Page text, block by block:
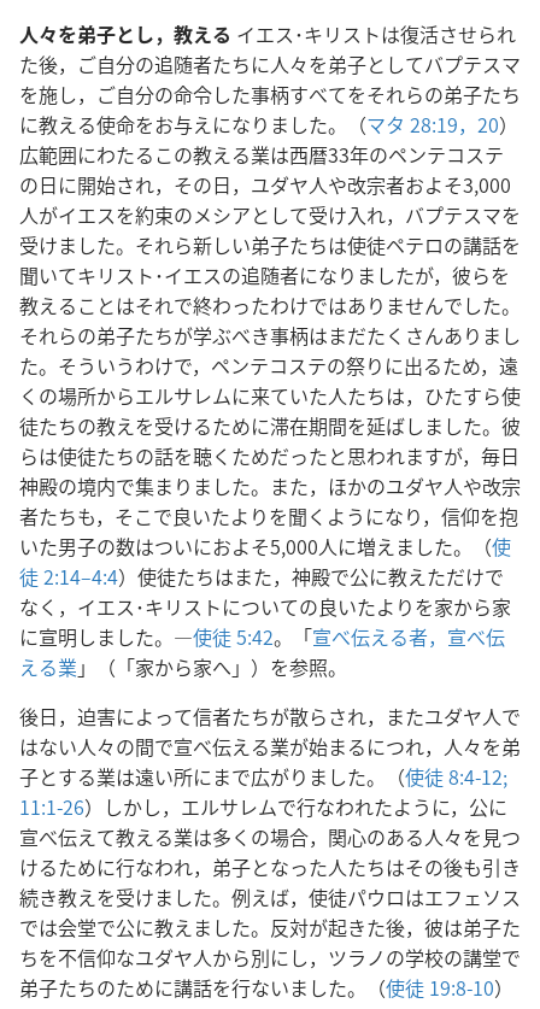
人々を弟子とし，教える
た後，ご自分の追随者たちに人々を弟子としてバプテスマ
を施し，ご自分の命令した事柄すべてをそれらの弟子たち
に教える使命をお与えになりました。（マタ 28:19，20）
広範囲にわたるこの教える業は西暦33年のペンテコステ
の日に開始され，その日，ユダヤ人や改宗者およそ3,000
人がイエスを約束のメシアとして受け入れ，バプテスマを
受けました。それら新しい弟子たちは使徒ペテロの講話を
聞いてキリスト･イエスの追随者になりましたが，彼らを
教えることはそれで終わったわけではありませんでした。
それらの弟子たちが学ぶべき事柄はまだたくさんありまし
た。そういうわけで，ペンテコステの祭りに出るため，遠
くの場所からエルサレムに来ていた人たちは，ひたすら使
徒たちの教えを受けるために滞在期間を延ばしました。彼
らは使徒たちの話を聴くためだったと思われますが，毎日
神殿の境内で集まりました。また，ほかのユダヤ人や改宗
者たちも，そこで良いたよりを聞くようになり，信仰を抱
いた男子の数はついにおよそ5,000人に増えました。（使
徒 2:14–4:4）使徒たちはまた，神殿で公に教えただけで
なく，イエス･キリストについての良いたよりを家から家
に宣明しました。―使徒 5:42。「宣べ伝える者，宣べ伝
える業 」（「家から家へ」）を参照。
後日，迫害によって信者たちが散らされ，またユダヤ人で
はない人々の間で宣べ伝える業が始まるにつれ，人々を弟
子とする業は遠い所にまで広がりました。（使徒 8:4-12;
11:1-26）しかし，エルサレムで行なわれたように，公に
宣べ伝えて教える業は多くの場合，関心のある人々を見つ
けるために行なわれ，弟子となった人たちはその後も引き
続き教えを受けました。例えば，使徒パウロはエフェソス
では会堂で公に教えました。反対が起きた後，彼は弟子た
ちを不信仰なユダヤ人から別にし，ツラノの学校の講堂で
弟子たちのために講話を行ないました。（使徒 19:8-10）